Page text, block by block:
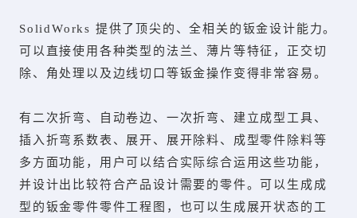
SolidWorks 提供了顶尖的、全相关的钣金设计能力。
可以直接使用各种类型的法兰、薄片等特征，正交切
除、角处理以及边线切口等钣金操作变得非常容易。
有二次折弯、自动卷边、一次折弯、建立成型工具、
插入折弯系数表、展开、展开除料、成型零件除料等
多方面功能，用户可以结合实际综合运用这些功能，
并设计出比较符合产品设计需要的零件。可以生成成
型的钣金零件零件工程图，也可以生成展开状态的工